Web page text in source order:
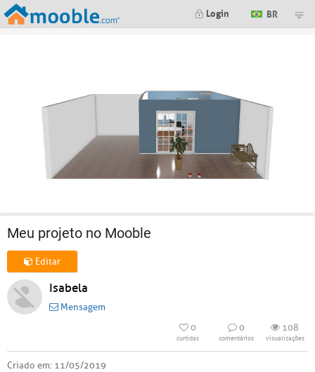
Login BR
Meu projeto no Mooble
Editar
Isabela
Mensagem
0
curtidas
0
comentários
108
visualizações
Criado em: 11/05/2019